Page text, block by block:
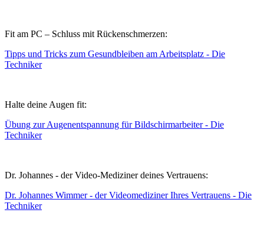
Fit am PC – Schluss mit Rückenschmerzen:
Tipps und Tricks zum Gesundbleiben am Arbeitsplatz - Die
Techniker
Halte deine Augen fit:
Übung zur Augenentspannung für Bildschirmarbeiter - Die
Techniker
Dr. Johannes - der Video-Mediziner deines Vertrauens:
Dr. Johannes Wimmer - der Videomediziner Ihres Vertrauens - Die
Techniker